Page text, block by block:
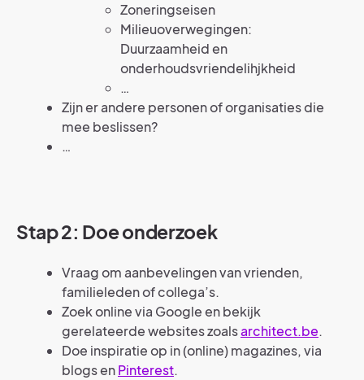
Zoneringseisen
Milieuoverwegingen:
Duurzaamheid en
onderhoudsvriendelihjkheid
…
Zijn er andere personen of organisaties die
mee beslissen?
…
Stap 2: Doe onderzoek
Vraag om aanbevelingen van vrienden,
familieleden of collega’s.
Zoek online via Google en bekijk
gerelateerde websites zoalsarchitect.be.
Doe inspiratie op in (online) magazines, via
blogs enPinterest.